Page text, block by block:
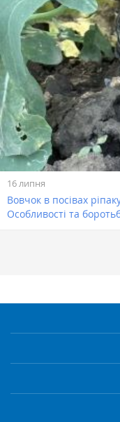
16 липня
Вовчок в посівах
Особливості та